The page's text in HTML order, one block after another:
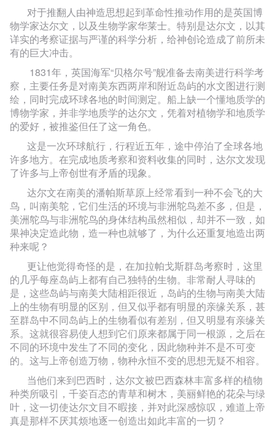
对于推翻人由神造思想起到革命性推动作用的是英国博
物学家达尔文，以及生物学家华莱士。特别是达尔文，以其
详实的考察证据与严谨的科学分析，给神创论造成了前所未
有的巨大冲击。
1831年，英国海军“贝格尔号”舰准备去南美进行科学考
察，主要任务是对南美东西两岸和附近岛屿的水文图进行测
绘，同时完成环球各地的时间测定。船上缺一个懂地质学的
博物学家，并非学地质学的达尔文，凭着对植物学和地质学
的爱好，被推鉴但任了这一角色。
这是一次环球航行，行程近五年，途中停泊了全球各地
许多地方。在完成地质考察和资料收集的同时，达尔文发现
了许多与上帝创世有矛盾的现象。
达尔文在南美的潘帕斯草原上经常看到一种不会飞的大
鸟，叫南美鸵，它们生活的环境与非洲鸵鸟差不多，但是，
美洲鸵鸟与非洲鸵鸟的身体结构虽然相似，却并不一致，如
果神决定造此物，造一种也就够了，为什么还重复地造出两
种来呢？
更让他觉得奇怪的是，在加拉帕戈斯群岛考察时，这里
的几乎每座岛屿上都有自己独特的生物。非常耐人寻味的
是，这些岛屿与南美大陆相距很近，岛屿的生物与南美大陆
上的生物有明显的区别，但又似乎都有明显的亲缘关系，甚
至群岛中不同岛屿上的生物看似有差别，但又明显有亲缘关
系。这就很容易使人想到它们原来都属于同一根源，之后在
不同的环境中发生了不同的变化，因此物种并不是不可变
的。这与上帝创造万物，物种永恒不变的思想无疑不相容。
当他们来到巴西时，达尔文被巴西森林丰富多样的植物
种类所吸引，千姿百态的青草和树木，美丽鲜艳的花朵与绿
叶，这一切使达尔文目不暇接，并对此深感惊叹，难道上帝
真是那样不厌其烦地逐一创造出如此丰富的一切？